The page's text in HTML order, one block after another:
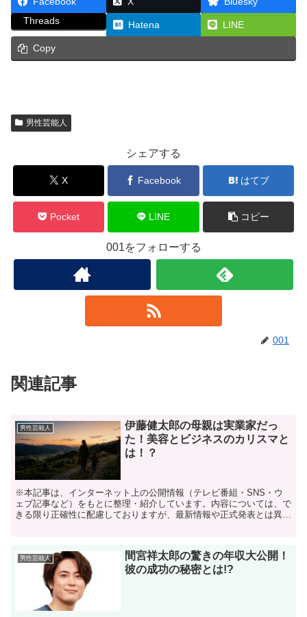
Threads
Hatena LINE
Copy
男性芸能人
シェアする
X Facebook はてブ
Pocket LINE コピー
001をフォローする
001
関連記事
男性芸能人
伊藤健太郎の母親は実業家だっ
た！美容とビジネスのカリスマと
は！？
※本記事は、インターネット上の公開情報（テレビ番組・SNS・ウ
ェブ記事など）をもとに整理・紹介しています。内容については、で
きる限り正確性に配慮しておりますが、最新情報や正式発表とは異な
男性芸能人
間宮祥太郎の驚きの年収大公開！
彼の成功の秘密とは!?